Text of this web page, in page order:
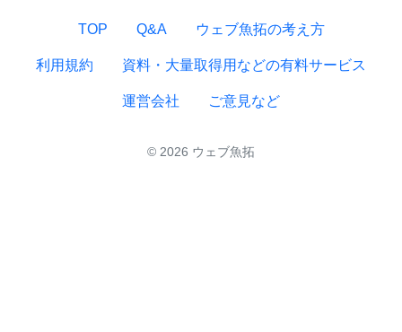
TOP Q&A ウェブ魚拓の考え方
利用規約 資料・大量取得用などの有料サービス
運営会社 ご意見など
© 2026 ウェブ魚拓